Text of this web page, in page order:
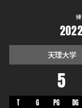
天理大学
5
T G PG DG